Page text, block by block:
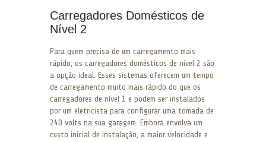
Carregadores Domésticos de
Nível 2
Para quem precisa de um carregamento mais
rápido, os carregadores domésticos de nível 2 são
a opção ideal. Esses sistemas oferecem um tempo
de carregamento muito mais rápido do que os
carregadores de nível 1 e podem ser instalados
por um eletricista para configurar uma tomada de
240 volts na sua garagem. Embora envolva um
custo inicial de instalação, a maior velocidade e